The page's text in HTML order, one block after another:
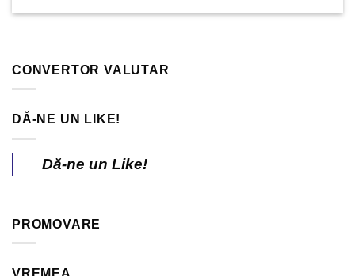
CONVERTOR VALUTAR
DĂ-NE UN LIKE!
Dă-ne un Like!
PROMOVARE